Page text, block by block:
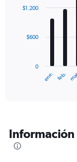
with
12
The
categories.
The
ene. feb.
0
$600
$1.200